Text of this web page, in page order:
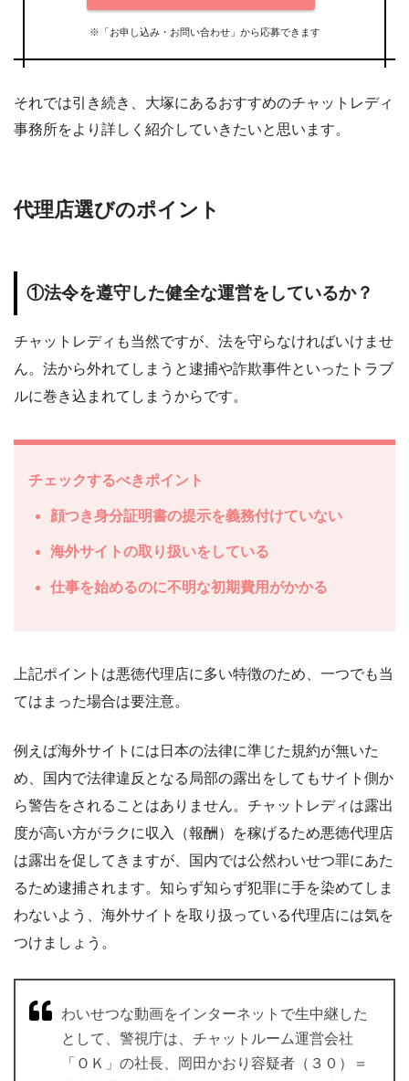
※「お申し込み・お問い合わせ」から応募できます
それでは引き続き、大塚にあるおすすめのチャットレディ
事務所をより詳しく紹介していきたいと思います。
代理店選びのポイント
①法令を遵守した健全な運営をしているか？
チャットレディも当然ですが、法を守らなければいけませ
ん。法から外れてしまうと逮捕や詐欺事件といったトラブ
ルに巻き込まれてしまうからです。
チェックするべきポイント
顔つき身分証明書の提示を義務付けていない
海外サイトの取り扱いをしている
仕事を始めるのに不明な初期費用がかかる
上記ポイントは悪徳代理店に多い特徴のため、一つでも当
てはまった場合は要注意。
例えば海外サイトには日本の法律に準じた規約が無いた
め、国内で法律違反となる局部の露出をしてもサイト側か
ら警告をされることはありません。チャットレディは露出
度が高い方がラクに収入（報酬）を稼げるため悪徳代理店
は露出を促してきますが、国内では公然わいせつ罪にあた
るため逮捕されます。知らず知らず犯罪に手を染めてしま
わないよう、海外サイトを取り扱っている代理店には気を
つけましょう。
わいせつな動画をインターネットで生中継した
として、警視庁は、チャットルーム運営会社
「ＯＫ」の社長、岡田かおり容疑者（３０）＝